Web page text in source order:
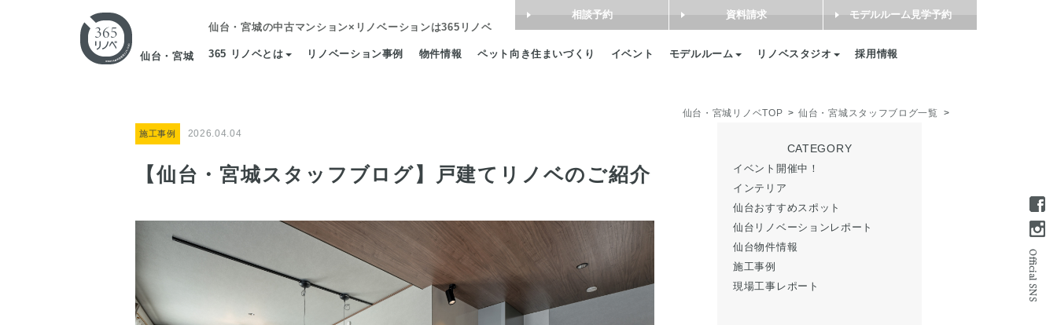
仙台・宮城
仙台・宮城の中古マンション×リノベーションは365リノベ
365 リノベとは リノベーション事例 物件情報 ペット向き住まいづくり イベント モデルルーム リノベスタジオ 採用情報
相談予約 資料請求 モデルルーム見学予約
仙台・宮城リノベTOP 仙台・宮城スタッフブログ一覧
施工事例 2026.04.04
【仙台・宮城スタッフブログ】戸建てリノベのご紹介
CATEGORY
イベント開催中！
インテリア
仙台おすすめスポット
仙台リノベーションレポート
仙台物件情報
施工事例
現場工事レポート